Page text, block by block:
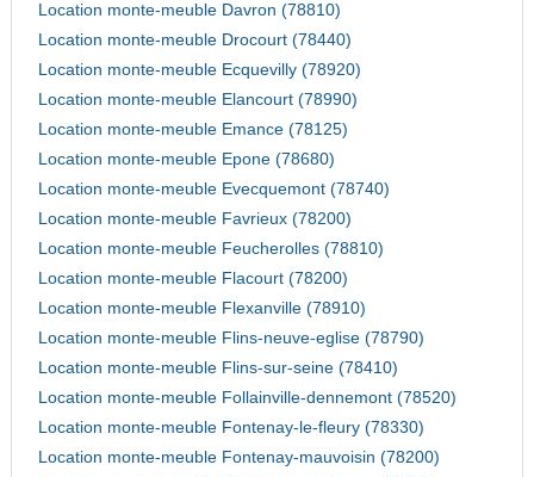
Location monte-meuble Davron (78810)
Location monte-meuble Drocourt (78440)
Location monte-meuble Ecquevilly (78920)
Location monte-meuble Elancourt (78990)
Location monte-meuble Emance (78125)
Location monte-meuble Epone (78680)
Location monte-meuble Evecquemont (78740)
Location monte-meuble Favrieux (78200)
Location monte-meuble Feucherolles (78810)
Location monte-meuble Flacourt (78200)
Location monte-meuble Flexanville (78910)
Location monte-meuble Flins-neuve-eglise (78790)
Location monte-meuble Flins-sur-seine (78410)
Location monte-meuble Follainville-dennemont (78520)
Location monte-meuble Fontenay-le-fleury (78330)
Location monte-meuble Fontenay-mauvoisin (78200)